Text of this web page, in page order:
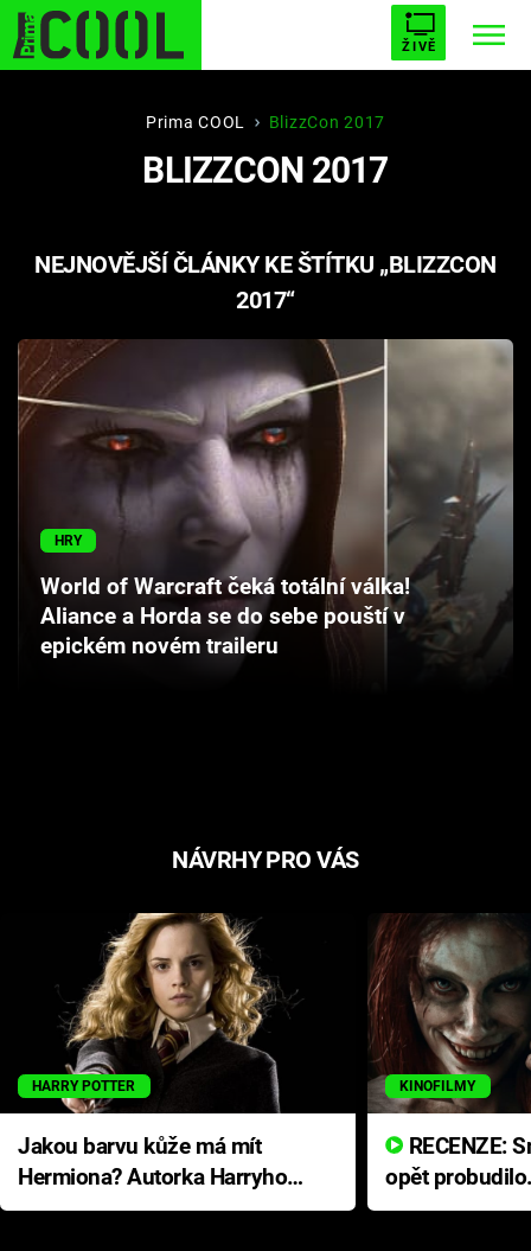
ŽIVĚ
STARHOUSE BUFFY, PŘEMOŽITELKA UPÍRŮ
PLNEJ KOTEL AVENGERS 5
Filmy
Seriály
Cool Esport
Pořady
Prima COOL BlizzCon 2017
BLIZZCON 2017
NEJNOVĚJŠÍ ČLÁNKY KE ŠTÍTKU „BLIZZCON
2017“
HRY
World of Warcraft čeká totální válka!
Aliance a Horda se do sebe pouští v
epickém novém traileru
NÁVRHY PRO VÁS
HARRY POTTER
Jakou barvu kůže má mít
Hermiona? Autorka Harryho
Pottera přišla s ráznou
KINOFILMY
opět
přichází s